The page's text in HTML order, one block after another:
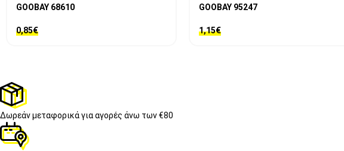
GOOBAY 68610
0,85€
GOOBAY 95247
1,15€
Δωρεάν μεταφορικάγια αγορές άνω των €80